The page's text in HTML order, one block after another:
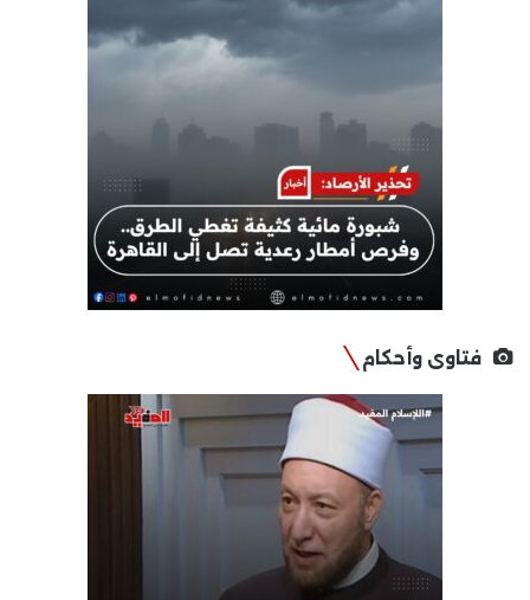
فتاوى وأحكام